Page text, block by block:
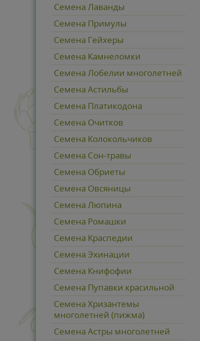
Семена Лаванды
Семена Примулы
Семена Гейхеры
Семена Камнеломки
Семена Лобелии многолетней
Семена Астильбы
Семена Платикодона
Семена Очитков
Семена Колокольчиков
Семена Сон-травы
Семена Обриеты
Семена Овсяницы
Семена Люпина
Семена Ромашки
Семена Краспедии
Семена Эхинации
Семена Книфофии
Семена Пупавки красильной
Семена Хризантемы
многолетней (пижма)
Семена Астры многолетней